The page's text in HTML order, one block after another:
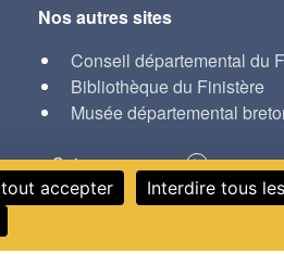
Nos autres sites
Conseil départemental du
Bibliothèque du Finistère
Musée départemental
Suivez-nous sur
réalisé par Serval
tout accepter Interdire tous